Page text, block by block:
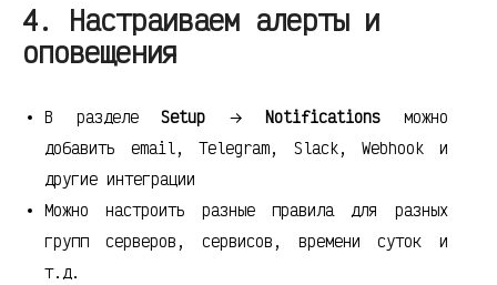
4. Настраиваем алерты и
оповещения
В разделе Setup → Notifications можно
добавить email, Telegram, Slack, Webhook и
другие интеграции
Можно настроить разные правила для разных
групп серверов, сервисов, времени суток и
т.д.